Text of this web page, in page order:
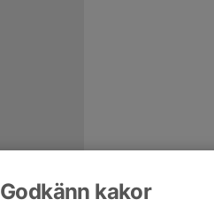
Godkänn kakor